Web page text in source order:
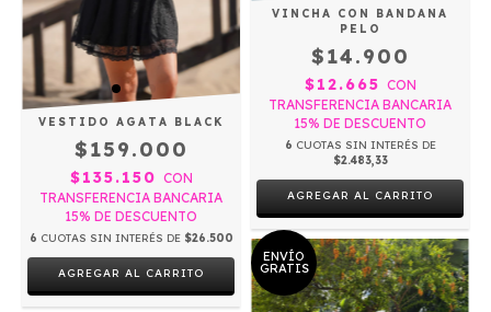
VESTIDO AGATA BLACK
$159.000
$135.150 CON
TRANSFERENCIA BANCARIA
15% DE DESCUENTO
6 CUOTAS SIN INTERÉS DE $26.500
AGREGAR AL CARRITO
VINCHA CON BANDANA
PELO
$14.900
$12.665 CON
TRANSFERENCIA BANCARIA
15% DE DESCUENTO
6 CUOTAS SIN INTERÉS DE
$2.483,33
ENVÍO
GRATIS